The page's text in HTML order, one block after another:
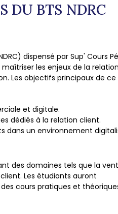
DU BTS NDRC
dispensé par Sup' Cours
les enjeux de la relation
Les objectifs principaux de ce
et digitale.
dédiés à la relation client.
dans un environnement
des domaines tels que la
Les étudiants auront
cours pratiques et